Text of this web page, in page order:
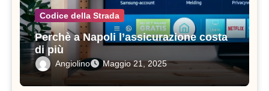
Codice della Strada
Perchè a Napoli l’assicurazione costa
di più
Angiolino Maggio 21, 2025